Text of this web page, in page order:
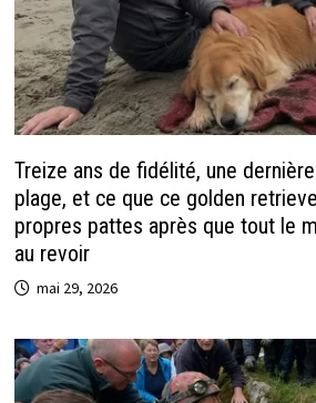
Treize ans de fidélité, une
plage, et ce que ce golden
propres pattes après que tout le
au revoir
mai 29, 2026